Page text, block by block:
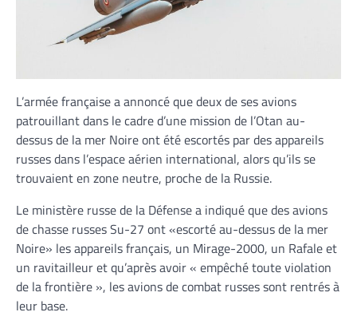
L’armée française a annoncé que deux de ses avions
patrouillant dans le cadre d’une mission de l’Otan au-
dessus de la mer Noire ont été escortés par des appareils
russes dans l’espace aérien international, alors qu’ils se
trouvaient en zone neutre, proche de la Russie.
Le ministère russe de la Défense a indiqué que des avions
de chasse russes Su-27 ont «escorté au-dessus de la mer
Noire» les appareils français, un Mirage-2000, un Rafale et
un ravitailleur et qu’après avoir « empêché toute violation
de la frontière », les avions de combat russes sont rentrés à
leur base.